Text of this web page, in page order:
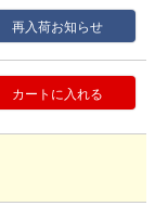
再入荷お知らせ
カートに入れる